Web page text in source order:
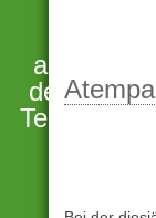
an
derArchiv
eingestellt